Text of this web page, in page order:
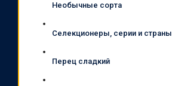
Необычные сорта
Селекционеры, серии и страны
Перец сладкий